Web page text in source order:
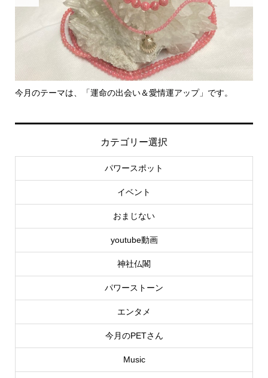
今月のテーマは、「運命の出会い＆愛情運アップ」です。
カテゴリー選択
パワースポット
イベント
おまじない
youtube動画
神社仏閣
パワーストーン
エンタメ
今月のPETさん
Music